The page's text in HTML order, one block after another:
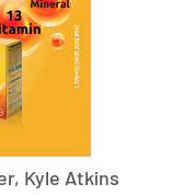
Kyle Atkins